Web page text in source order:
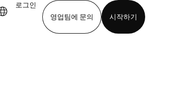
로그인
영업팀에 문의
시작하기